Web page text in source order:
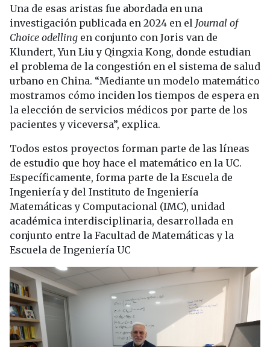
Una de esas aristas fue abordada en una
investigación publicada en 2024 en el Journal of
Choice odelling en conjunto con Joris van de
Klundert, Yun Liu y Qingxia Kong, donde estudian
el problema de la congestión en el sistema de salud
urbano en China. “Mediante un modelo matemático
mostramos cómo inciden los tiempos de espera en
la elección de servicios médicos por parte de los
pacientes y viceversa”, explica.
Todos estos proyectos forman parte de las líneas
de estudio que hoy hace el matemático en la UC.
Específicamente, forma parte de la Escuela de
Ingeniería y del Instituto de Ingeniería
Matemáticas y Computacional (IMC), unidad
académica interdisciplinaria, desarrollada en
conjunto entre la Facultad de Matemáticas y la
Escuela de Ingeniería UC